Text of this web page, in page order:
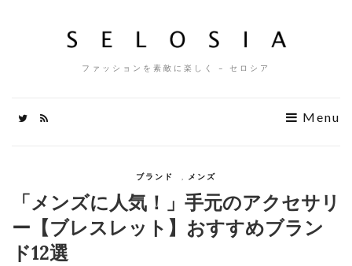
ファッションを素敵に楽しく – セロシア
Menu
ブランド メンズ
「メンズに人気！」手元のアクセサリ
ー【ブレスレット】おすすめブラン
ド12選